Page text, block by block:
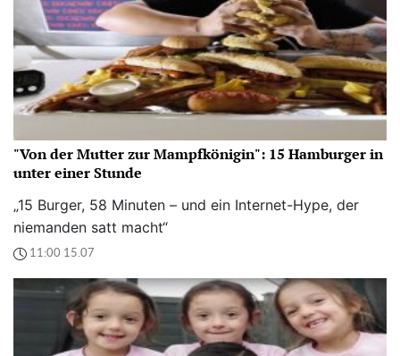
"Von der Mutter zur Mampfkönigin": 15 Hamburger in
unter einer Stunde
„15 Burger, 58 Minuten – und ein Internet-Hype, der
niemanden satt macht“
11:00 15.07